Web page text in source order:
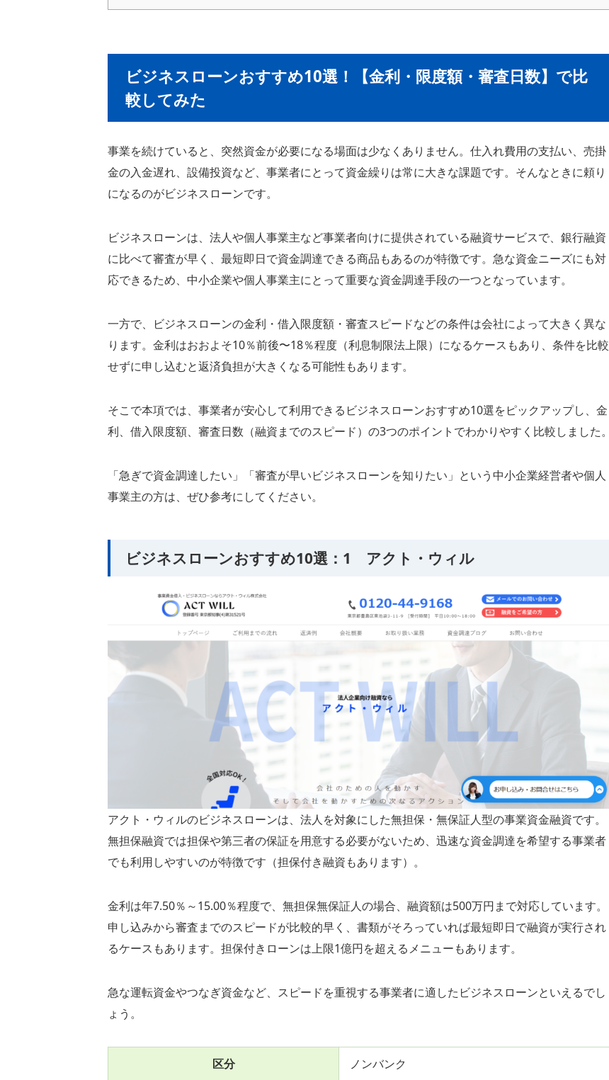
ビジネスローンおすすめ10選！【金利・限度額・審査日数】で比
較してみた
事業を続けていると、突然資金が必要になる場面は少なくありません。仕入れ費用の支払い、売掛
金の入金遅れ、設備投資など、事業者にとって資金繰りは常に大きな課題です。そんなときに頼り
になるのがビジネスローンです。
ビジネスローンは、法人や個人事業主など事業者向けに提供されている融資サービスで、銀行融資
に比べて審査が早く、最短即日で資金調達できる商品もあるのが特徴です。急な資金ニーズにも対
応できるため、中小企業や個人事業主にとって重要な資金調達手段の一つとなっています。
一方で、ビジネスローンの金利・借入限度額・審査スピードなどの条件は会社によって大きく異な
ります。金利はおおよそ10％前後〜18％程度（利息制限法上限）になるケースもあり、条件を比較
せずに申し込むと返済負担が大きくなる可能性もあります。
そこで本項では、事業者が安心して利用できるビジネスローンおすすめ10選をピックアップし、金
利、借入限度額、審査日数（融資までのスピード）の3つのポイントでわかりやすく比較しました。
「急ぎで資金調達したい」「審査が早いビジネスローンを知りたい」という中小企業経営者や個人
事業主の方は、ぜひ参考にしてください。
ビジネスローンおすすめ10選：1 アクト・ウィル
アクト・ウィルのビジネスローンは、法人を対象にした無担保・無保証人型の事業資金融資です。
無担保融資では担保や第三者の保証を用意する必要がないため、迅速な資金調達を希望する事業者
でも利用しやすいのが特徴です（担保付き融資もあります）。
金利は年7.50％～15.00％程度で、無担保無保証人の場合、融資額は500万円まで対応しています。
申し込みから審査までのスピードが比較的早く、書類がそろっていれば最短即日で融資が実行され
るケースもあります。担保付きローンは上限1億円を超えるメニューもあります。
急な運転資金やつなぎ資金など、スピードを重視する事業者に適したビジネスローンといえるでし
ょう。
区分 ノンバンク